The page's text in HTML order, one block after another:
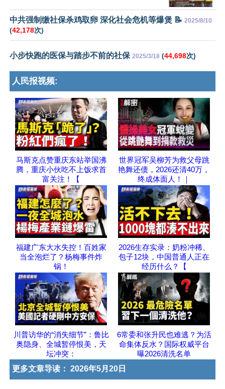
中共强制缴社保杀鸡取卵 深化社会危机等爆煲 📝 2025/8/10
(42,178次)
小步快跑的医保与踏步不前的社保 2025/3/18 (44,698次)
人民报视频:
马斯克点赞重庆东站举国沸
腾，重庆小伙吃不上饭求首
富关注！【
世界冠军吴柳芳为救父母跳
艳舞还债，2026还清40万，
终成体面人！｜
福建广东大水失控！百姓家
当全泡烂了？杨梅事件炸
锅！
2026生存实录：奶粉冲稀、
包子12块，中国普通人正在
经历什么？【
川普访华的“消失细节”：鲁比
奥隐身、全城暂停恨美，天
坛冲突：
6常委和张升民也难逃？为活
命集体反水？国际权威平台
曝2026清洗名单
更多文章导读： 2026年5月20日